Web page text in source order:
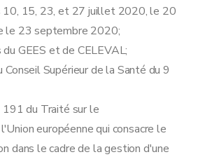
15, 23, et 27 juillet 2020, le 20
le 23 septembre 2020;
GEES et de CELEVAL;
Conseil Supérieur de la Santé du 9
du Traité sur le
européenne qui consacre le
dans le cadre de la gestion d'une